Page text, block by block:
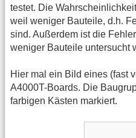
testet. Die
weil weniger Bauteile, d.h.
sind. Außerdem ist die
weniger Bauteile untersucht
Hier mal ein Bild eines (fast
A4000T-Boards. Die
farbigen Kästen markiert.